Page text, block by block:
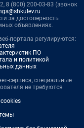
8 (800) 200-03-83 (звонок
за достоверность
объявлениях.
портала регулируются:
ПО
и политикой
данных
сервиса, специальные
не требуются